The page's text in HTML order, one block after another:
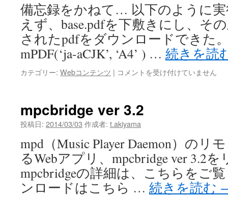
和
フ
ォ
ン
ト
セ
ッ
ト
を
含
め
る
は
備忘録をかねて… 以下のように
えず、base.pdfを下敷きにし、そ
されたpdfをダウンロードできた。
mPDF(‘ja-aCJK’, ‘A4’ ) … 続きを読
カテゴリー: Webコンテンツ | mPDF
プ
レ
ト
を
使
う
は
コメントを受け付けていません
mpcbridge ver 3.2
投稿日: 2014/03/03 作成者: t.akiyama
mpd（Music Player Daemon）のリ
るWebアプリ、mpcbridge ver 3.2
mpcbridgeの詳細は、こちらをご
ンロードはこちら … 続きを読む